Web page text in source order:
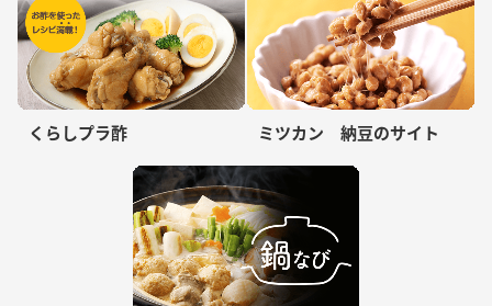
くらしプラ酢 ミツカン 納豆のサイト